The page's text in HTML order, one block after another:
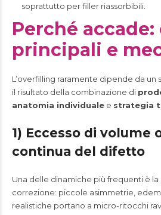
soprattutto per filler riassorbibili.
Perché accade:
principali e
L’overfilling raramente dipende da un
il risultato della combinazione di
anatomia individuale e strategia
1) Eccesso di volume
continua del difetto
Una delle dinamiche più frequenti è la
correzione: piccole asimmetrie,
realistiche portano a micro-ritocchi